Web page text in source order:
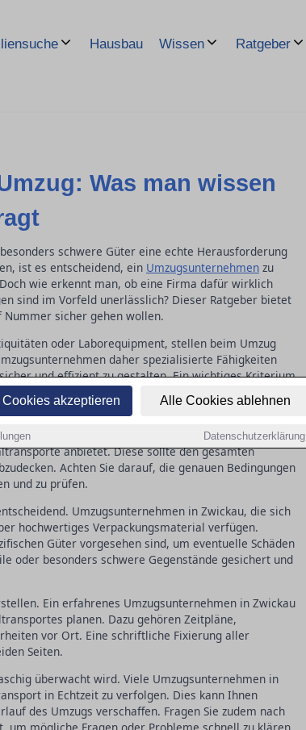
akzeptieren Alle Cookies ablehnen
Datenschutzerklärung
Hausbau Wissen Ratgeber
Was man wissen
schwere Güter eine echte Herausforderung
ist es entscheidend, ein Umzugsunternehmen zu
wie erkennt man, ob eine Firma dafür wirklich
sind im Vorfeld unerlässlich? Dieser Ratgeber bietet
sicher gehen wollen.
oder Laborequipment, stellen beim Umzug
daher spezialisierte Fähigkeiten
und effizient zu gestalten. Ein wichtiges Kriterium
und geschultes Personal verfügt. Es lohnt
fragen, um die Eignung der Firma zu überprüfen.
Sie sicher, dass das Umzugsunternehmen in
anbietet. Diese sollte den gesamten
Achten Sie darauf, die genauen Bedingungen
und zu prüfen.
Umzugsunternehmen in Zwickau, die sich
hochwertiges Verpackungsmaterial verfügen.
Güter vorgesehen sind, um eventuelle Schäden
oder besonders schwere Gegenstände gesichert und
Ein erfahrenes Umzugsunternehmen in Zwickau
planen. Dazu gehören Zeitpläne,
vor Ort. Eine schriftliche Fixierung aller
Seiten.
überwacht wird. Viele Umzugsunternehmen in
in Echtzeit zu verfolgen. Dies kann Ihnen
des Umzugs verschaffen. Fragen Sie zudem nach